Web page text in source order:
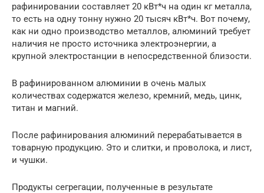
рафинировании составляет 20 кВт*ч на один кг металла,
то есть на одну тонну нужно 20 тысяч кВт*ч. Вот почему,
как ни одно производство металлов, алюминий требует
наличия не просто источника электроэнергии, а
крупной электростанции в непосредственной близости.
В рафинированном алюминии в очень малых
количествах содержатся железо, кремний, медь, цинк,
титан и магний.
После рафинирования алюминий перерабатывается в
товарную продукцию. Это и слитки, и проволока, и лист,
и чушки.
Продукты сегрегации, полученные в результате